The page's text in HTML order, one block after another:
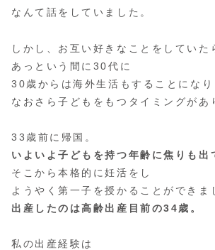
なんて話をしていました。
しかし、お互い好きなことをしていた
あっという間に30代に
30歳からは海外生活もすることになり
なおさら子どもをもつタイミングがあ
33歳前に帰国。
いよいよ子どもを持つ年齢に焦りも出
そこから本格的に妊活をし
ようやく第一子を授かることができま
出産したのは高齢出産目前の34歳。
私の出産経験は